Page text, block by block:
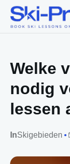
Ski-
Pro
Welke
nodig
lessen
InSkigebieden